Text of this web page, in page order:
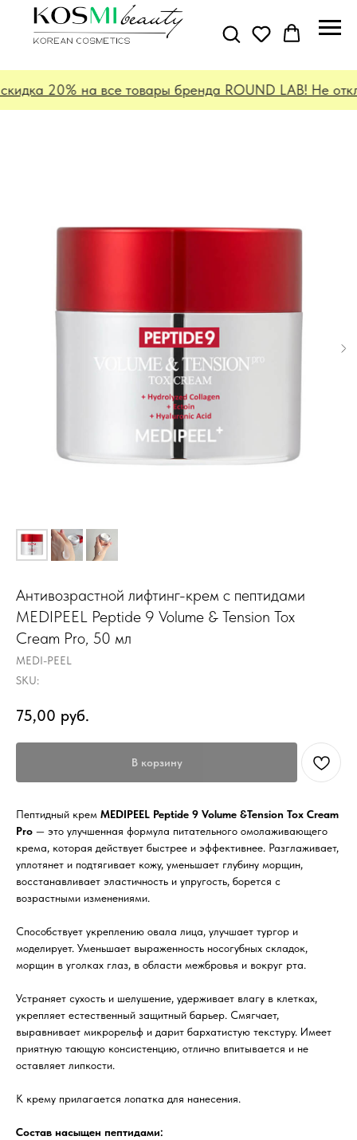
20% на все товары бренда ROUND LAB! Не
Антивозрастной лифтинг-крем с пептидами
MEDIPEEL Peptide 9 Volume & Tension Tox
Cream Pro, 50 мл
MEDI-PEEL
SKU:
75,00 руб.
В корзину
Пептидный крем MEDIPEEL Peptide 9 Volume &Tension Tox Cream
Pro — это улучшенная формула питательного омолаживающего
крема, которая действует быстрее и эффективнее. Разглаживает,
уплотянет и подтягивает кожу, уменьшает глубину морщин,
восстанавливает эластичность и упругость, борется с
возрастными изменениями.
Способствует укреплению овала лица, улучшает тургор и
моделирует. Уменьшает выраженность носогубных складок,
морщин в уголках глаз, в области межбровья и вокруг рта.
Устраняет сухость и шелушение, удерживает влагу в клетках,
укрепляет естественный защитный барьер. Смягчает,
выравнивает микрорельф и дарит бархатистую текстуру. Имеет
приятную тающую консистенцию, отлично впитывается и не
оставляет липкости.
К крему прилагается лопатка для нанесения.
Состав насыщен пептидами: